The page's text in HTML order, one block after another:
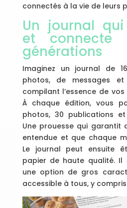
connectés à la vie de leurs
Un journal
et connecte
générations
Imaginez un journal de
photos, de messages et
compilant l’essence de
À chaque édition, vous
photos, 30 publications et
Une prouesse qui garantit
entendue et que chaque
Le journal peut ensuite
papier de haute qualité. Il
une option de gros
accessible à tous, y